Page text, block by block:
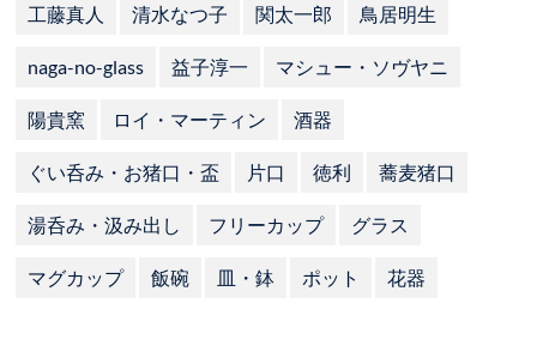
工藤真人 清水なつ子 関太一郎 鳥居明生
naga-no-glass 益子淳一 マシュー・ソヴヤニ
陽貴窯 ロイ・マーティン 酒器
ぐい呑み・お猪口・盃 片口 徳利 蕎麦猪口
湯呑み・汲み出し フリーカップ グラス
マグカップ 飯碗 皿・鉢 ポット 花器